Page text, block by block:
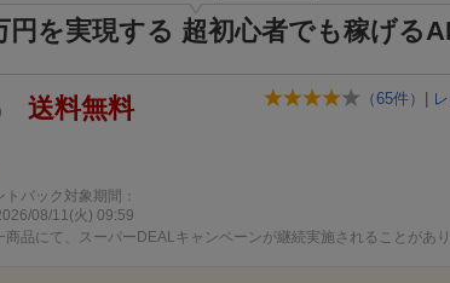
円を実現する 超初心者でも稼げる
（65件） |
送料無料
バック対象期間：
08/11(火) 09:59
品にて、スーパーDEALキャンペーンが継続実施されることがあり